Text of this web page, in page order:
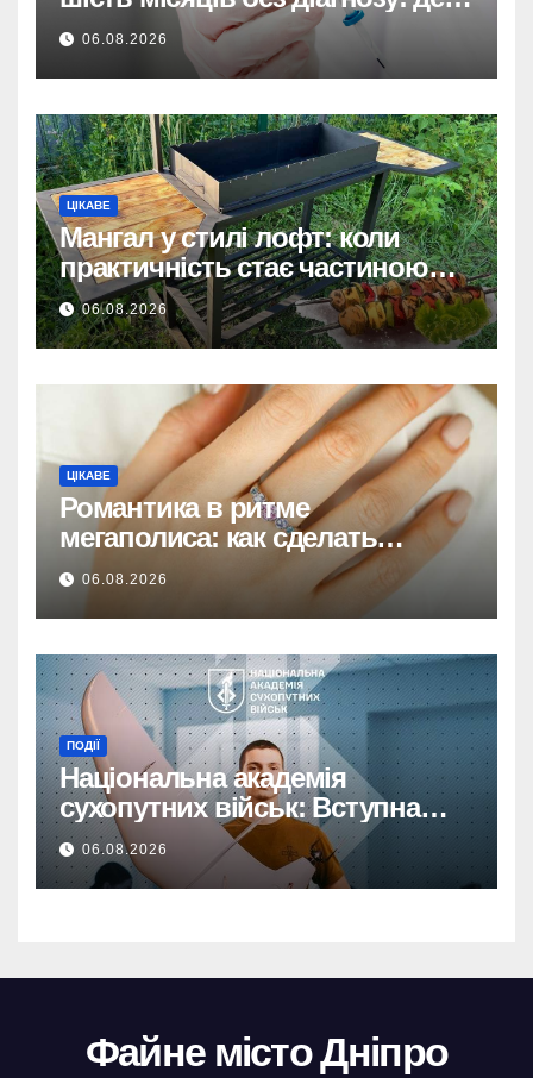
ховається системна помилка
06.08.2026
ЦІКАВЕ
Мангал у стилі лофт: коли
практичність стає частиною
дизайну
06.08.2026
ЦІКАВЕ
Романтика в ритме
мегаполиса: как сделать
идеальный ювелирный
сюрприз любимой девушке
06.08.2026
ПОДІЇ
Національна академія
сухопутних військ: Вступна
кампанія до 1 вересня!
06.08.2026
Файне місто Дніпро